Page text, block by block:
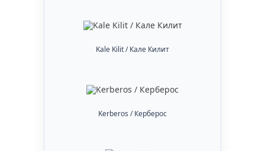
Kale Kilit / Кале Килит
Kerberos / Керберос